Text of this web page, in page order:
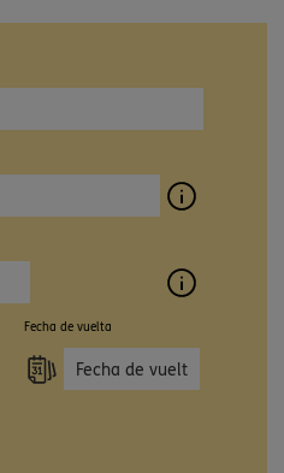
Fecha de vuelta